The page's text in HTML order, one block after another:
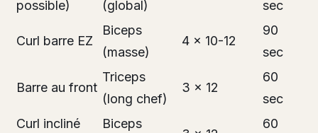
possible)
(global)
sec
Curl barre EZ
Biceps
(masse)
4 x 10-12
90
sec
Barre au front
Triceps
(long chef)
3 x 12
60
sec
Curl incliné
Biceps
60